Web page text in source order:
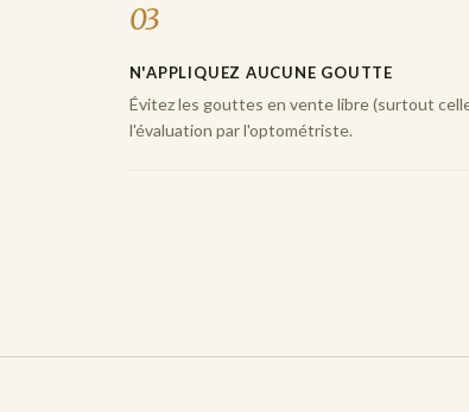
03
N'APPLIQUEZ AUCUNE GOUTTE
Évitez les gouttes en vente libre (surtout
l'évaluation par l'optométriste.